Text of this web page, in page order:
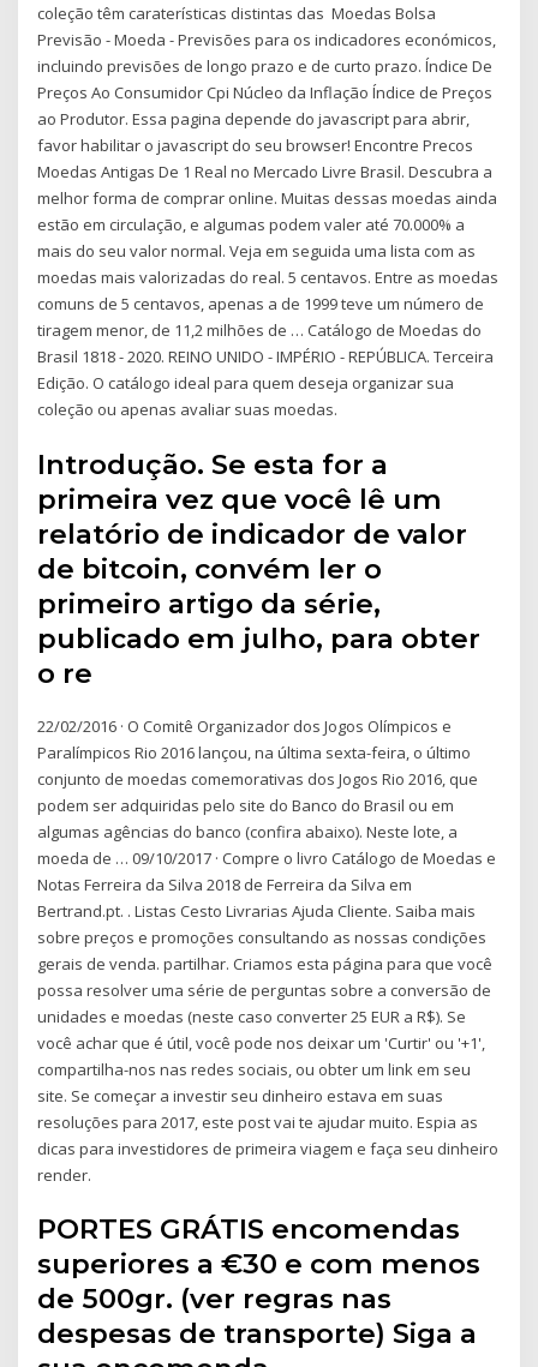
coleção têm caraterísticas distintas das Moedas Bolsa
Previsão - Moeda - Previsões para os indicadores económicos,
incluindo previsões de longo prazo e de curto prazo. Índice De
Preços Ao Consumidor Cpi Núcleo da Inflação Índice de Preços
ao Produtor. Essa pagina depende do javascript para abrir,
favor habilitar o javascript do seu browser! Encontre Precos
Moedas Antigas De 1 Real no Mercado Livre Brasil. Descubra a
melhor forma de comprar online. Muitas dessas moedas ainda
estão em circulação, e algumas podem valer até 70.000% a
mais do seu valor normal. Veja em seguida uma lista com as
moedas mais valorizadas do real. 5 centavos. Entre as moedas
comuns de 5 centavos, apenas a de 1999 teve um número de
tiragem menor, de 11,2 milhões de … Catálogo de Moedas do
Brasil 1818 - 2020. REINO UNIDO - IMPÉRIO - REPÚBLICA. Terceira
Edição. O catálogo ideal para quem deseja organizar sua
coleção ou apenas avaliar suas moedas.
Introdução. Se esta for a
primeira vez que você lê um
relatório de indicador de valor
de bitcoin, convém ler o
primeiro artigo da série,
publicado em julho, para obter
o re
22/02/2016 · O Comitê Organizador dos Jogos Olímpicos e
Paralímpicos Rio 2016 lançou, na última sexta-feira, o último
conjunto de moedas comemorativas dos Jogos Rio 2016, que
podem ser adquiridas pelo site do Banco do Brasil ou em
algumas agências do banco (confira abaixo). Neste lote, a
moeda de … 09/10/2017 · Compre o livro Catálogo de Moedas e
Notas Ferreira da Silva 2018 de Ferreira da Silva em
Bertrand.pt. . Listas Cesto Livrarias Ajuda Cliente. Saiba mais
sobre preços e promoções consultando as nossas condições
gerais de venda. partilhar. Criamos esta página para que você
possa resolver uma série de perguntas sobre a conversão de
unidades e moedas (neste caso converter 25 EUR a R$). Se
você achar que é útil, você pode nos deixar um 'Curtir' ou '+1',
compartilha-nos nas redes sociais, ou obter um link em seu
site. Se começar a investir seu dinheiro estava em suas
resoluções para 2017, este post vai te ajudar muito. Espia as
dicas para investidores de primeira viagem e faça seu dinheiro
render.
PORTES GRÁTIS encomendas
superiores a €30 e com menos
de 500gr. (ver regras nas
despesas de transporte) Siga a